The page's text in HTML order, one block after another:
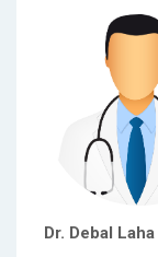
Dr. Debal Laha